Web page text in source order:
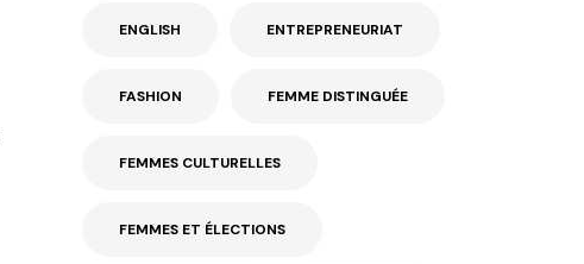
ENGLISH ENTREPRENEURIAT
FASHION FEMME DISTINGUÉE
FEMMES CULTURELLES
FEMMES ET ÉLECTIONS